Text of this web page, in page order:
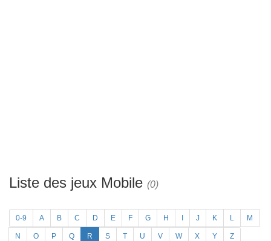
Liste des jeux Mobile (0)
0-9 A B C D E F G H J K L M
N O P Q R S T U V W X Y Z